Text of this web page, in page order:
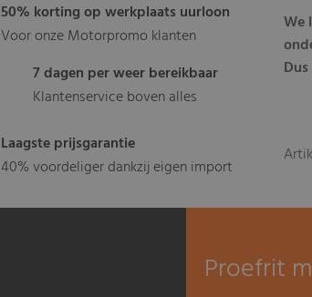
50% korting op werkplaats uurloon
Voor onze Motorpromo klanten
7 dagen per weer bereikbaar
Klantenservice boven alles
Laagste prijsgarantie
40% voordeliger dankzij eigen import
We
Proefrit